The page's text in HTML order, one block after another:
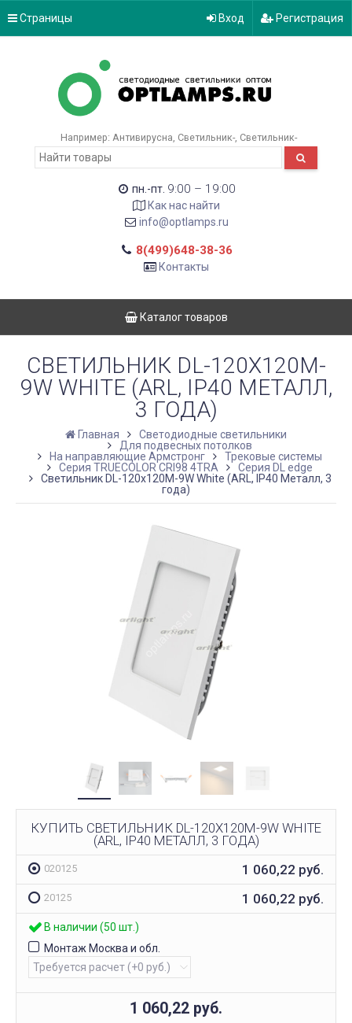
Страницы Вход Регистрация
Например: Антивирусна Светильник- Светильник-
пн.-пт. 9:00 – 19:00
Как нас найти
info@optlamps.ru
8(499)648-38-36
Контакты
Каталог товаров
СВЕТИЛЬНИК DL-120X120M-
9W WHITE (ARL, IP40 МЕТАЛЛ,
3 ГОДА)
Главная
Светодиодные светильники
Для подвесных потолков
На направляющие Армстронг
Трековые системы
Серия TRUECOLOR CRI98 4TRA
Серия DL edge
Светильник DL-120x120M-9W White (ARL, IP40 Металл, 3
года)
КУПИТЬ СВЕТИЛЬНИК DL-120X120M-9W WHITE
(ARL, IP40 МЕТАЛЛ, 3 ГОДА)
020125 1 060,22 руб.
20125 1 060,22 руб.
В наличии (50 шт.)
Монтаж Москва и обл.
1 060,22 руб.